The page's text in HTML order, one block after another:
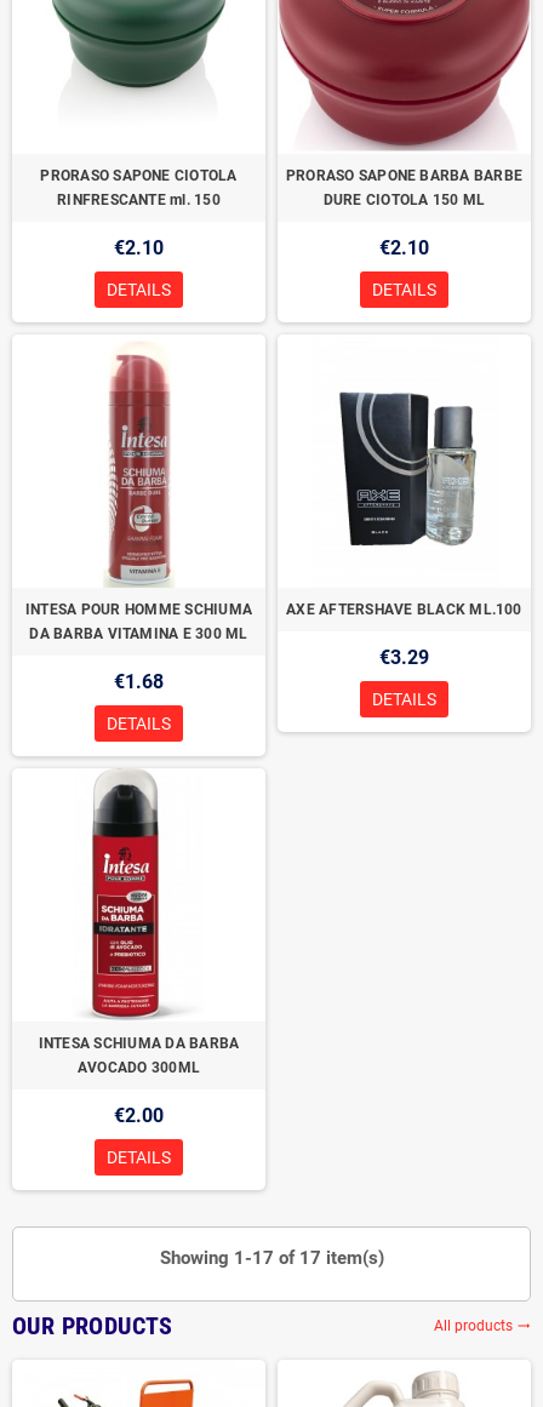
PRORASO SAPONE CIOTOLA
RINFRESCANTE ml. 150
€2.10
DETAILS
PRORASO SAPONE BARBA BARBE
DURE CIOTOLA 150 ML
€2.10
DETAILS
INTESA POUR HOMME SCHIUMA
DA BARBA VITAMINA E 300 ML
€1.68
DETAILS
AXE AFTERSHAVE BLACK ML.100
€3.29
DETAILS
INTESA SCHIUMA DA BARBA
AVOCADO 300ML
€2.00
DETAILS
Showing 1-17 of 17 item(s)
OUR PRODUCTS All products trending_flat